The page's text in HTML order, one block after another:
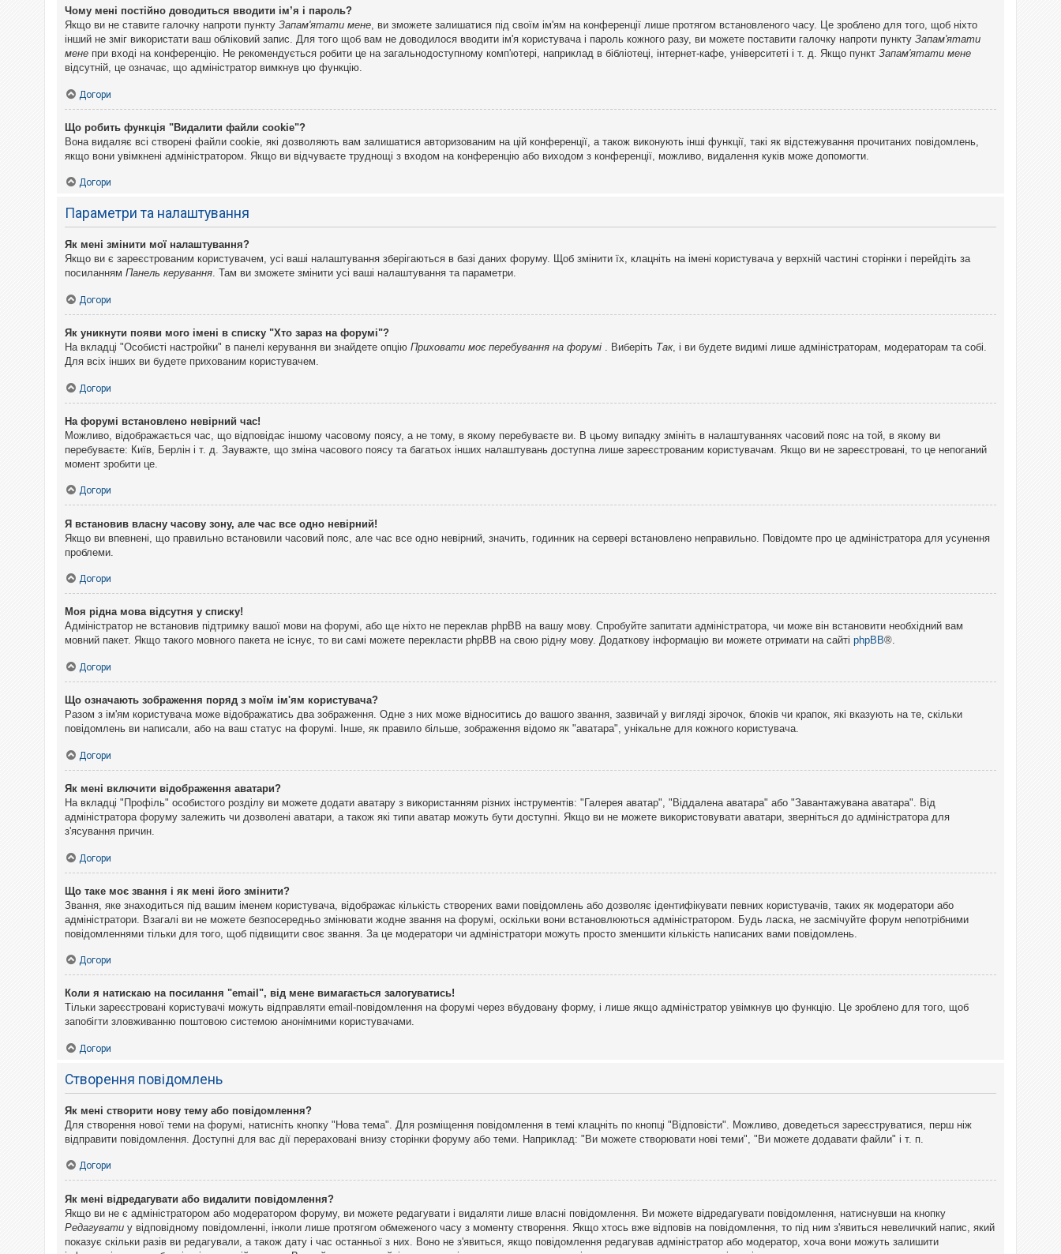
Чому мені постійно доводиться вводити ім’я і пароль?
Якщо ви не ставите галочку напроти пункту Запам'ятати мене, ви зможете залишатися під своїм ім'ям на конференції лише протягом встановленого часу. Це зроблено для того, щоб ніхто
інший не зміг використати ваш обліковий запис. Для того щоб вам не доводилося вводити ім'я користувача і пароль кожного разу, ви можете поставити галочку напроти пункту Запам'ятати
мене при вході на конференцію. Не рекомендується робити це на загальнодоступному комп'ютері, наприклад в бібліотеці, інтернет-кафе, університеті і т. д. Якщо пункт Запам'ятати мене
відсутній, це означає, що адміністратор вимкнув цю функцію.
Догори
Що робить функція "Видалити файли cookie"?
Вона видаляє всі створені файли cookie, які дозволяють вам залишатися авторизованим на цій конференції, а також виконують інші функції, такі як відстежування прочитаних повідомлень,
якщо вони увімкнені адміністратором. Якщо ви відчуваєте труднощі з входом на конференцію або виходом з конференції, можливо, видалення куків може допомогти.
Догори
Параметри та налаштування
Як мені змінити мої налаштування?
Якщо ви є зареєстрованим користувачем, усі ваші налаштування зберігаються в базі даних форуму. Щоб змінити їх, клацніть на імені користувача у верхній частині сторінки і перейдіть за
посиланням Панель керування. Там ви зможете змінити усі ваші налаштування та параметри.
Догори
Як уникнути появи мого імені в списку "Хто зараз на форумі"?
На вкладці "Особисті настройки" в панелі керування ви знайдете опцію Приховати моє перебування на форумі . Виберіть Так, і ви будете видимі лише адміністраторам, модераторам та собі.
Для всіх інших ви будете прихованим користувачем.
Догори
На форумі встановлено невірний час!
Можливо, відображається час, що відповідає іншому часовому поясу, а не тому, в якому перебуваєте ви. В цьому випадку змініть в налаштуваннях часовий пояс на той, в якому ви
перебуваєте: Київ, Берлін і т. д. Зауважте, що зміна часового поясу та багатьох інших налаштувань доступна лише зареєстрованим користувачам. Якщо ви не зареєстровані, то це непоганий
момент зробити це.
Догори
Я встановив власну часову зону, але час все одно невірний!
Якщо ви впевнені, що правильно встановили часовий пояс, але час все одно невірний, значить, годинник на сервері встановлено неправильно. Повідомте про це адміністратора для усунення
проблеми.
Догори
Моя рідна мова відсутня у списку!
Адміністратор не встановив підтримку вашої мови на форумі, або ще ніхто не переклав phpBB на вашу мову. Спробуйте запитати адміністратора, чи може він встановити необхідний вам
мовний пакет. Якщо такого мовного пакета не існує, то ви самі можете перекласти phpBB на свою рідну мову. Додаткову інформацію ви можете отримати на сайті phpBB®.
Догори
Що означають зображення поряд з моїм ім'ям користувача?
Разом з ім'ям користувача може відображатись два зображення. Одне з них може відноситись до вашого звання, зазвичай у вигляді зірочок, блоків чи крапок, які вказують на те, скільки
повідомлень ви написали, або на ваш статус на форумі. Інше, як правило більше, зображення відомо як "аватара", унікальне для кожного користувача.
Догори
Як мені включити відображення аватари?
На вкладці "Профіль" особистого розділу ви можете додати аватару з використанням різних інструментів: "Галерея аватар", "Віддалена аватара" або "Завантажувана аватара". Від
адміністратора форуму залежить чи дозволені аватари, а також які типи аватар можуть бути доступні. Якщо ви не можете використовувати аватари, зверніться до адміністратора для
з'ясування причин.
Догори
Що таке моє звання і як мені його змінити?
Звання, яке знаходиться під вашим іменем користувача, відображає кількість створених вами повідомлень або дозволяє ідентифікувати певних користувачів, таких як модератори або
адміністратори. Взагалі ви не можете безпосередньо змінювати жодне звання на форумі, оскільки вони встановлюються адміністратором. Будь ласка, не засмічуйте форум непотрібними
повідомленнями тільки для того, щоб підвищити своє звання. За це модератори чи адміністратори можуть просто зменшити кількість написаних вами повідомлень.
Догори
Коли я натискаю на посилання "email", від мене вимагається залогуватись!
Тільки зареєстровані користувачі можуть відправляти email-повідомлення на форумі через вбудовану форму, і лише якщо адміністратор увімкнув цю функцію. Це зроблено для того, щоб
запобігти зловживанню поштовою системою анонімними користувачами.
Догори
Створення повідомлень
Як мені створити нову тему або повідомлення?
Для створення нової теми на форумі, натисніть кнопку "Нова тема". Для розміщення повідомлення в темі клацніть по кнопці "Відповісти". Можливо, доведеться зареєструватися, перш ніж
відправити повідомлення. Доступні для вас дії перераховані внизу сторінки форуму або теми. Наприклад: "Ви можете створювати нові теми", "Ви можете додавати файли" і т. п.
Догори
Як мені відредагувати або видалити повідомлення?
Якщо ви не є адміністратором або модератором форуму, ви можете редагувати і видаляти лише власні повідомлення. Ви можете відредагувати повідомлення, натиснувши на кнопку
Редагувати у відповідному повідомленні, інколи лише протягом обмеженого часу з моменту створення. Якщо хтось вже відповів на повідомлення, то під ним з'явиться невеличкий напис, який
показує скільки разів ви редагували, а також дату і час останньої з них. Воно не з'явиться, якщо повідомлення редагував адміністратор або модератор, хоча вони можуть залишити